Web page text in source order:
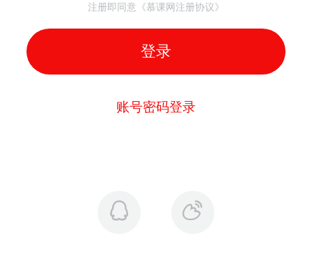
注册即同意《慕课网注册协议》
登录
账号密码登录